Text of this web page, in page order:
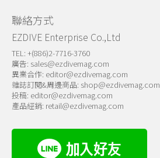
聯絡方式
EZDIVE Enterprise Co.,Ltd
TEL: +(886)2-7716-3760
廣告: sales@ezdivemag.com
異業合作: editor@ezdivemag.com
雜誌訂閱&周邊商品: shop@ezdivemag.com
投稿: editor@ezdivemag.com
產品經銷: retail@ezdivemag.com